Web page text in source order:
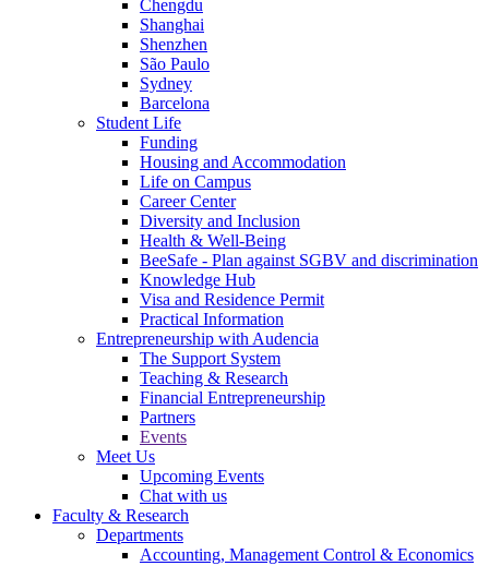
Chengdu
Shanghai
Shenzhen
São Paulo
Sydney
Barcelona
Student Life
Funding
Housing and Accommodation
Life on Campus
Career Center
Diversity and Inclusion
Health & Well-Being
BeeSafe - Plan against SGBV and discrimination
Knowledge Hub
Visa and Residence Permit
Practical Information
Entrepreneurship with Audencia
The Support System
Teaching & Research
Financial Entrepreneurship
Partners
Events
Meet Us
Upcoming Events
Chat with us
Faculty & Research
Departments
Accounting, Management Control & Economics